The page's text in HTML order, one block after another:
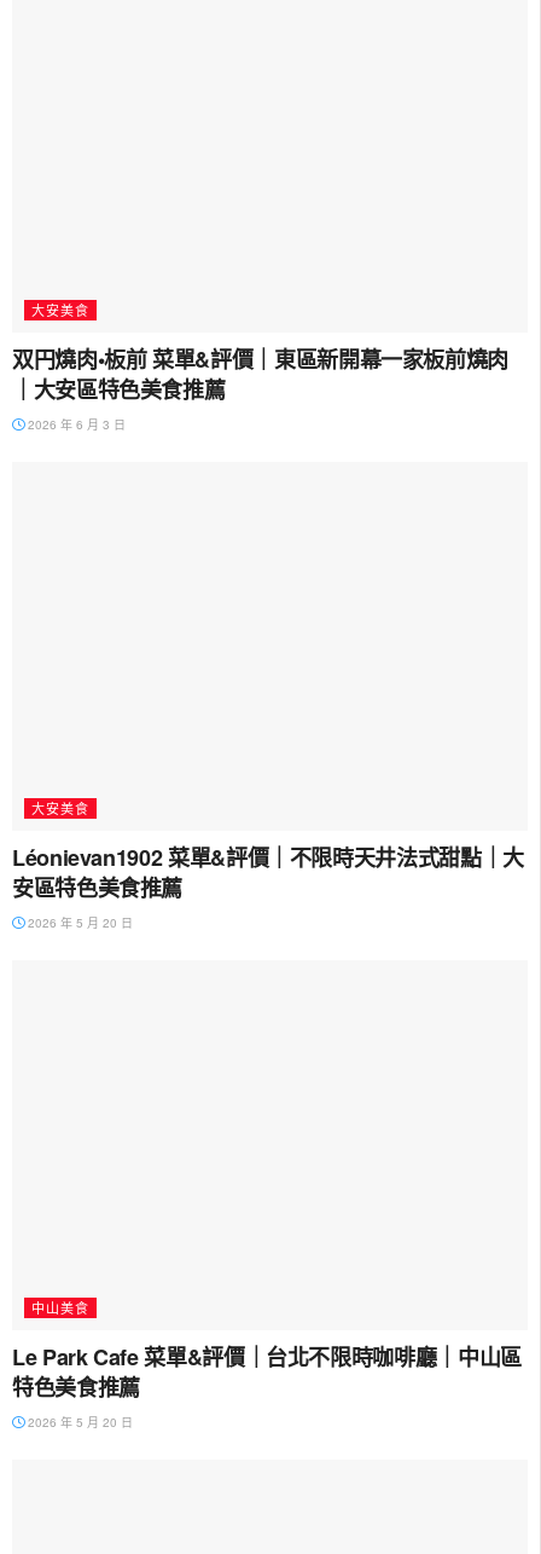
大安美食
双円燒肉•板前 菜單&評價｜東區新開幕一家板前燒肉
｜大安區特色美食推薦
2026 年 6 月 3 日
大安美食
Léonievan1902 菜單&評價｜不限時天井法式甜點｜大
安區特色美食推薦
2026 年 5 月 20 日
中山美食
Le Park Cafe 菜單&評價｜台北不限時咖啡廳｜中山區
特色美食推薦
2026 年 5 月 20 日